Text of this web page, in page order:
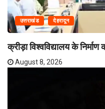
उत्तराखंड देहरादून
क्रीड़ा विश्वविद्यालय के
August 8, 2026